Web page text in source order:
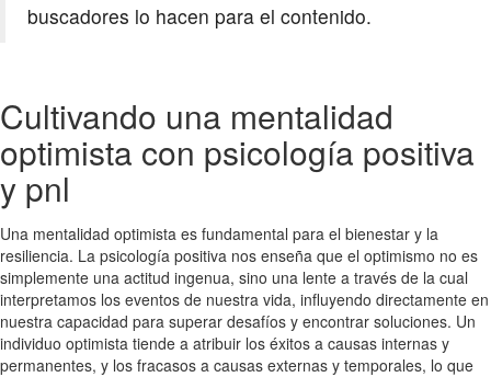
buscadores lo hacen para el contenido.
Cultivando una mentalidad
optimista con psicología positiva
y pnl
Una mentalidad optimista es fundamental para el bienestar y la
resiliencia. La psicología positiva nos enseña que el optimismo no es
simplemente una actitud ingenua, sino una lente a través de la cual
interpretamos los eventos de nuestra vida, influyendo directamente en
nuestra capacidad para superar desafíos y encontrar soluciones. Un
individuo optimista tiende a atribuir los éxitos a causas internas y
permanentes, y los fracasos a causas externas y temporales, lo que